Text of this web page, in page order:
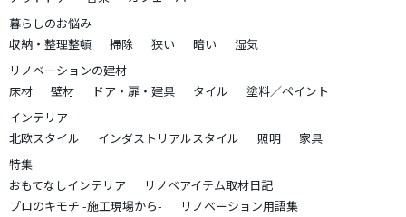
暮らしのお悩み
収納・整理整頓
掃除 狭い 暗い
湿気
リノベーションの建材
床材
壁材 ドア・扉・建具 タイル
塗料／ペイント
インテリア
北欧スタイル
インダストリアルスタイル 照明
家具
特集
おもてなしインテリア
リノベアイテム取材日記
プロのキモチ -施工現場から-
リノベーション用語集